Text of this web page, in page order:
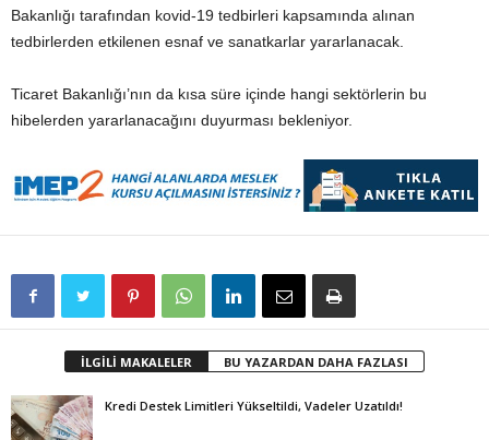
Bakanlığı tarafından kovid-19 tedbirleri kapsamında alınan
tedbirlerden etkilenen esnaf ve sanatkarlar yararlanacak.
Ticaret Bakanlığı’nın da kısa süre içinde hangi sektörlerin bu
hibelerden yararlanacağını duyurması bekleniyor.
İLGİLİ MAKALELER BU YAZARDAN DAHA FAZLASI
Kredi Destek Limitleri Yükseltildi, Vadeler Uzatıldı!